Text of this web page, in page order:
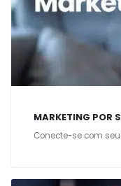
MARKETING POR
Conecte-se com